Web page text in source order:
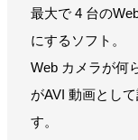
最大で 4 台の
にするソフト。
Web カメラが何
がAVI 動画とし
す。